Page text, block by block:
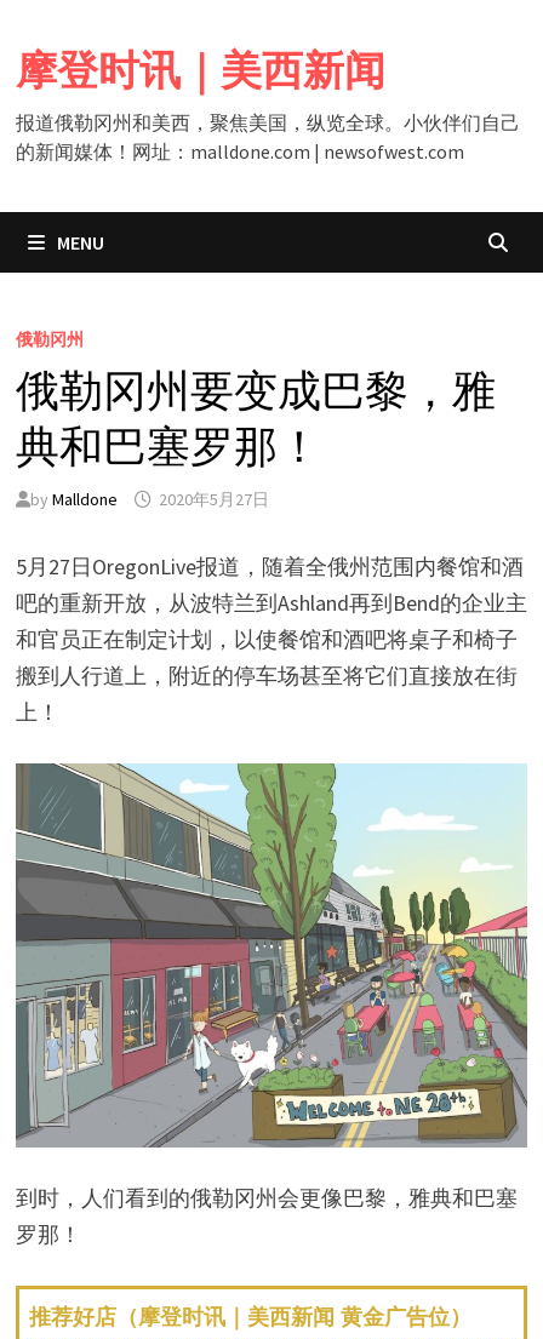
content
摩登时讯｜美西新闻
报道俄勒冈州和美西，聚焦美国，纵览全球。小伙伴们自己
的新闻媒体！网址：malldone.com | newsofwest.com
MENU
俄勒冈州
俄勒冈州要变成巴黎，雅
典和巴塞罗那！
by Malldone 2020年5月27日
5月27日OregonLive报道，随着全俄州范围内餐馆和酒
吧的重新开放，从波特兰到Ashland再到Bend的企业主
和官员正在制定计划，以使餐馆和酒吧将桌子和椅子
搬到人行道上，附近的停车场甚至将它们直接放在街
上！
到时，人们看到的俄勒冈州会更像巴黎，雅典和巴塞
罗那！
推荐好店（摩登时讯｜美西新闻 黄金广告位）